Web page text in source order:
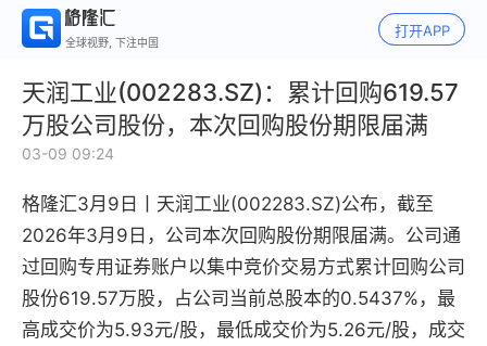
全球视野, 下注中国
打开APP
天润工业(002283.SZ)：累计回购619.57
万股公司股份，本次回购股份期限届满
03-09 09:24
格隆汇3月9日丨 天润工业(002283.SZ)公布，截至
2026年3月9日，公司本次回购股份期限届满。公司通
过回购专用证券账户以集中竞价交易方式累计回购公司
股份619.57万股，占公司当前总股本的0.5437%，最
高成交价为5.93元/股，最低成交价为5.26元/股，成交